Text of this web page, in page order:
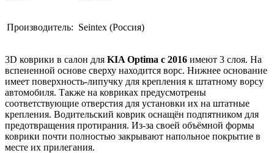
Производитель: Seintex (Россия)
3D коврики в салон для KIA Optima с 2016 имеют 3 слоя. На
вспененной основе сверху находится ворс. Нижнее основание
имеет поверхность-липучку для крепления к штатному ворсу
автомобиля. Также на ковриках предусмотрены
соответствующие отверстия для установки их на штатные
крепления. Водительский коврик оснащён подпятником для
предотвращения протирания. Из-за своей объёмной формы
коврики почти полностью закрывают напольное покрытие в
месте их прилегания.